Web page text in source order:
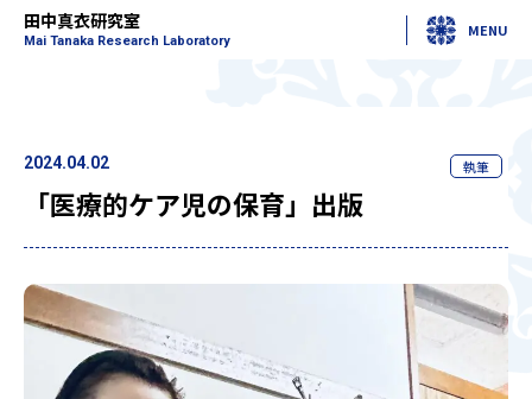
田中真衣研究室
Mai Tanaka Research Laboratory
MENU
2024.04.02 執筆
「医療的ケア児の保育」出版